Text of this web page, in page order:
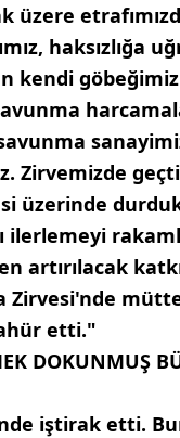
üzere
haksızlığa
kendi
Zirvemizde
üzerinde
ilerlemeyi
Zirvesi'nde
etti."
DOKUNMUŞ
iştirak etti.